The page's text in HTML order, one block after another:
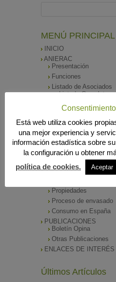
MENÚ PRINCIPAL
INICIO
ANIERAC
Presentación
Funciones
Listado de Asociados
Listado Completo
Como asociarse
SALA DE PRENSA
Notas de Prensa
Archivos Corporativos
GALERÍA DE
CONTACTO
ENVASADO DE ACEITE
Propiedades
Proceso de envasado
Consumo en España
PUBLICACIONES
Boletín Opina
Otras Publicaciones
ENLACES DE INTERÉS
Últimos Artículos
Está web utiliza cookies
una mejor experiencia y
información estadística sobre
la configuración u obtener
política de cookies.
Aceptar